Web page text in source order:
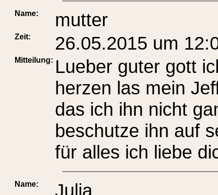
Name: mutter
Zeit: 26.05.2015 um
Mitteilung: Lueber guter gott
herzen las mein
das ich ihn nicht
beschutze ihn auf
für alles ich liebe
Name: Julia